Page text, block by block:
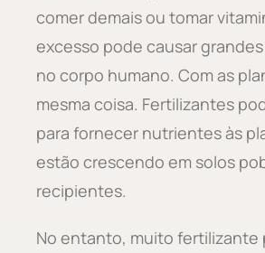
comer demais ou tomar
excesso pode causar
no corpo humano. Com as
mesma coisa. Fertilizantes
para fornecer nutrientes às
estão crescendo em solos
recipientes.
No entanto, muito fertilizante